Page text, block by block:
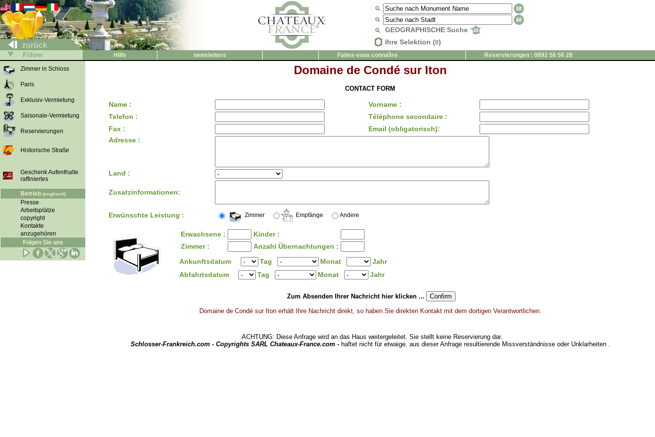
zurück
GEOGRAPHISCHE Suche
Ihre Selektion (0)
Führer Hilfe newsletters Faites-vous connaître
Reservierungen : 0892 56 56 28
Zimmer in Schloss
Paris
Exklusiv-Vermietung
Saisonale-Vermietung
Reservierungen
Historische Straße
Geschenk Aufenthalte
raffiniertes
Betrieb (englisch)
Presse
Arbeitsplätze
copyright
Kontakte
anzugehören
Folgen Sie uns
Domaine de Condé sur Iton
CONTACT FORM
Name :
Vorname :
Telefon :
Téléphone secondaire :
Fax :
Email (obligatorisch):
Adresse :
Land :
Zusatzinformationen:
Erwünschte Leistung : Zimmer Empfänge Andere
Erwachsene :
Kinder :
Zimmer :
Anzahl Übernachtungen :
Ankunftsdatum
Tag Monat
Jahr
Abfahrtsdatum
Tag Monat Jahr
Zum Absenden Ihrer Nachricht hier klicken ...
Domaine de Condé sur Iton erhält Ihre Nachricht direkt, so haben Sie direkten Kontakt mit dem dortigen Verantwortlichen.
ACHTUNG: Diese Anfrage wird an das Haus weitergeleitet. Sie stellt keine Reservierung dar.
Schlosser-Frankreich.com - Copyrights SARL Chateaux-France.com - haftet nicht für etwaige, aus dieser Anfrage resultierende Missverständnisse oder Unklarheiten .